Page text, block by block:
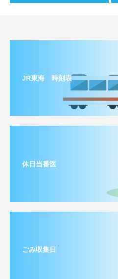
JR東海 時刻表
休日当番医
ごみ収集日